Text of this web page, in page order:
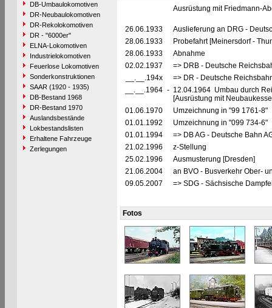
DB-Umbaulokomotiven
DR-Neubaulokomotiven
DR-Rekolokomotiven
DR - "6000er"
ELNA-Lokomotiven
Industrielokomotiven
Feuerlose Lokomotiven
Sonderkonstruktionen
SAAR (1920 - 1935)
DB-Bestand 1968
DR-Bestand 1970
Auslandsbestände
Lokbestandslisten
Erhaltene Fahrzeuge
Zerlegungen
Ausrüstung mit Friedmann-
26.06.1933
Auslieferung an DRG -
28.06.1933
Probefahrt [Meinersdorf -
28.06.1933
Abnahme
02.02.1937
=> DRB - Deutsche
__.__.194x
=> DR - Deutsche
__.__.1964 - 12.04.1964 Umbau durch
[Ausrüstung mit
01.06.1970
Umzeichnung in "99 1761-8"
01.01.1992
Umzeichnung in "099 734-6"
01.01.1994
=> DB AG - Deutsche Bahn
21.02.1996
z-Stellung
25.02.1996
Ausmusterung [Dresden]
21.06.2004
an BVO - Busverkehr Ober-
09.05.2007
=> SDG - Sächsische
Fotos